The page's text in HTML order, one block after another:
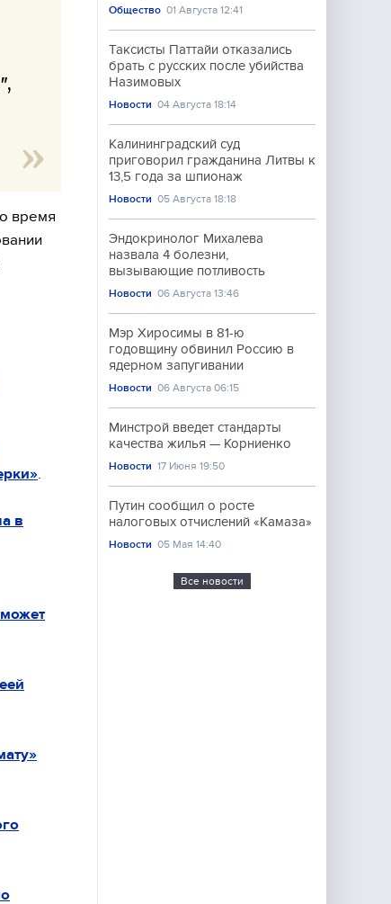
время
в
Общество 01 Августа 12:41
Таксисты Паттайи отказались
брать с русских после убийства
Назимовых
Новости 04 Августа 18:14
Калининградский суд
приговорил гражданина Литвы к
13,5 года за шпионаж
Новости 05 Августа 18:18
Эндокринолог Михалева
назвала 4 болезни,
вызывающие потливость
Новости 06 Августа 13:46
Мэр Хиросимы в 81-ю
годовщину обвинил Россию в
ядерном запугивании
Новости 06 Августа 06:15
Минстрой введет стандарты
качества жилья — Корниенко
Новости 17 Июня 19:50
Путин сообщил о росте
налоговых отчислений «Камаза»
Новости 05 Мая 14:40
Все новости